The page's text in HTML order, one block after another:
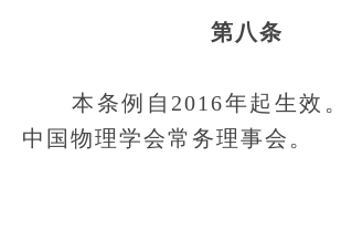
第八条
本条例自2016年起生效
中国物理学会常务理事会。